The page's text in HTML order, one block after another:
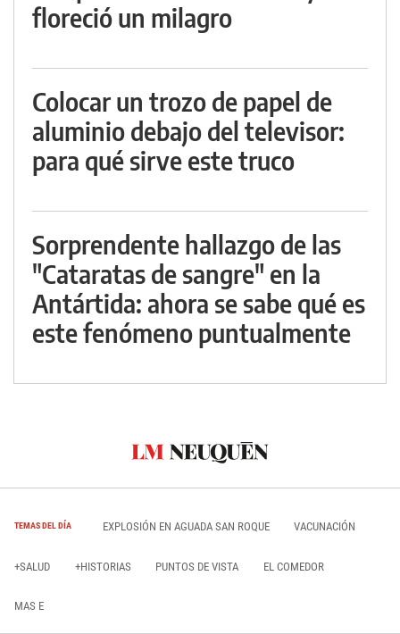
floreció un milagro
Colocar un trozo de papel de
aluminio debajo del televisor:
para qué sirve este truco
Sorprendente hallazgo de las
"Cataratas de sangre" en la
Antártida: ahora se sabe qué es
este fenómeno puntualmente
TEMAS DEL DÍA EXPLOSIÓN EN AGUADA SAN ROQUE VACUNACIÓN
+SALUD +HISTORIAS PUNTOS DE VISTA EL COMEDOR
MAS E